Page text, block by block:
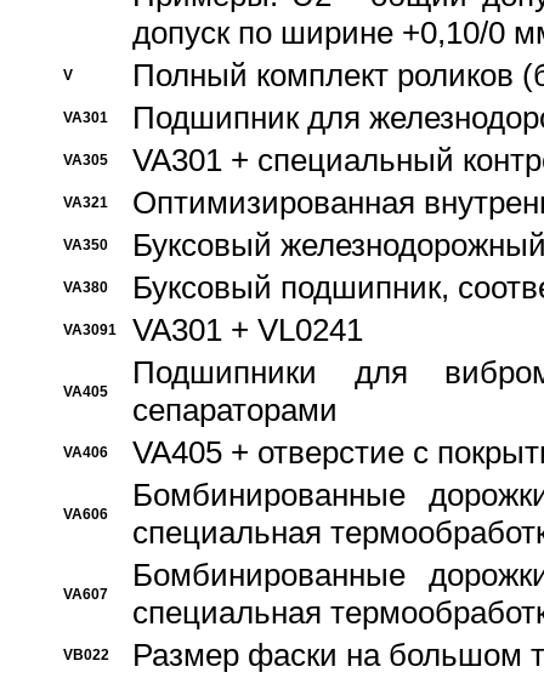
допуск по ширине +0,10/0
V Полный комплект роликов
VA301 Подшипник для
VA305 VA301 + специальный
VA321 Оптимизированная
VA350 Буксовый
VA380 Буксовый подшипник,
VA3091 VA301 + VL0241
VA405
Подшипники для
сепараторами
VA406 VA405 + отверстие с
VA606
Бомбинированные
специальная
VA607
Бомбинированные
специальная
VB022 Размер фаски на большом